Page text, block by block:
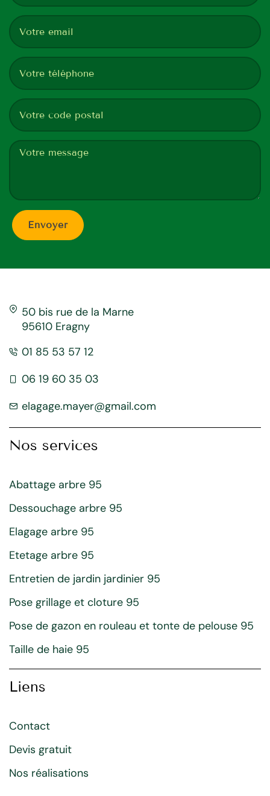
50 bis rue de la Marne
95610 Eragny
01 85 53 57 12
06 19 60 35 03
elagage.mayer@gmail.com
Nos services
Abattage arbre 95
Dessouchage arbre 95
Elagage arbre 95
Etetage arbre 95
Entretien de jardin jardinier 95
Pose grillage et cloture 95
Pose de gazon en rouleau et tonte de pelouse 95
Taille de haie 95
Liens
Contact
Devis gratuit
Nos réalisations